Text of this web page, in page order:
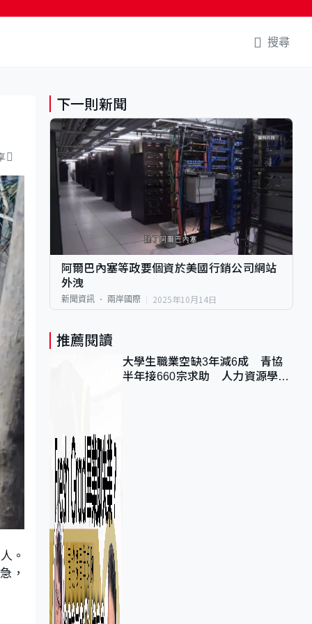
搜尋
。
，
下一則新聞
阿爾巴內塞等政要個資於美國行銷公司網站
外洩
新聞資訊 兩岸國際 2025年10月14日
推薦閱讀
大學生職業空缺3年減6成 青協
半年接660宗求助 人力資源學